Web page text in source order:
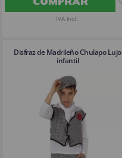
IVA Incl.
Disfraz de Madrileño Chulapo Lujo
infantil